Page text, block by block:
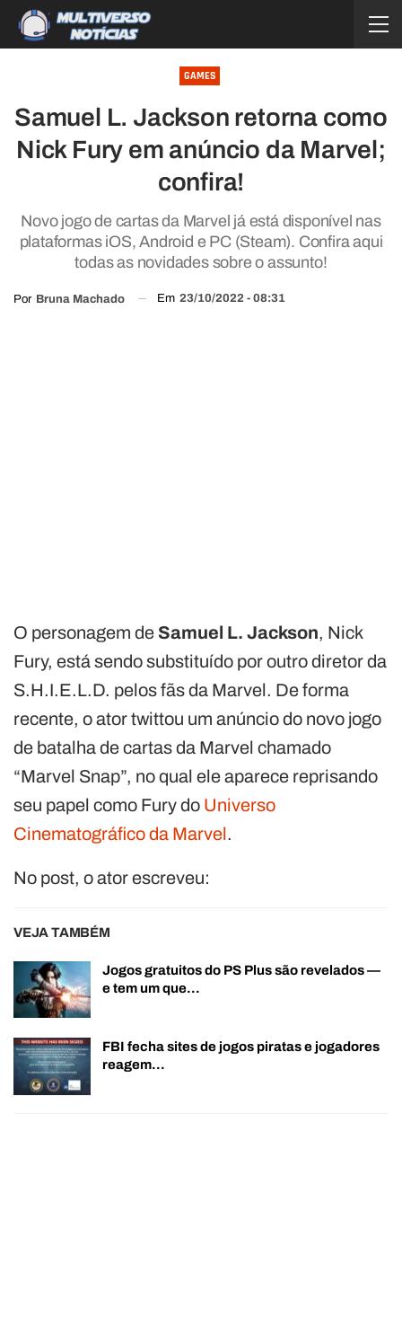
GAMES
Samuel L. Jackson retorna como
Nick Fury em anúncio da Marvel;
confira!
Novo jogo de cartas da Marvel já está disponível nas
plataformas iOS, Android e PC (Steam). Confira aqui
todas as novidades sobre o assunto!
Por Bruna Machado Em 23/10/2022 - 08:31
O personagem de Samuel L. Jackson, Nick
Fury, está sendo substituído por outro diretor da
S.H.I.E.L.D. pelos fãs da Marvel. De forma
recente, o ator twittou um anúncio do novo jogo
de batalha de cartas da Marvel chamado
“Marvel Snap”, no qual ele aparece reprisando
seu papel como Fury do Universo
Cinematográfico da Marvel.
No post, o ator escreveu:
VEJA TAMBÉM
Jogos gratuitos do PS Plus são revelados —
e tem um que…
FBI fecha sites de jogos piratas e jogadores
reagem…